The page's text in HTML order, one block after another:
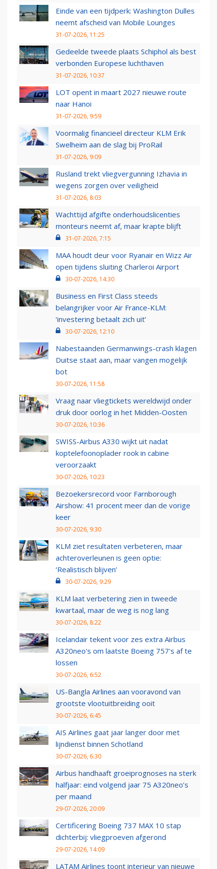
Einde van een tijdperk: Washington Dulles
neemt afscheid van Mobile Lounges
31-07-2026, 11:25
Gedeelde tweede plaats Schiphol als best
verbonden Europese luchthaven
31-07-2026, 10:37
LOT opent in maart 2027 nieuwe route
naar Hanoi
31-07-2026, 9:59
Voormalig financieel directeur KLM Erik
Swelheim aan de slag bij ProRail
31-07-2026, 9:09
Rusland trekt vliegvergunning Izhavia in
wegens zorgen over veiligheid
31-07-2026, 8:03
Wachttijd afgifte onderhoudslicenties
monteurs neemt af, maar krapte blijft
31-07-2026, 7:15
MAA houdt deur voor Ryanair en Wizz Air
open tijdens sluiting Charleroi Airport
30-07-2026, 14:30
Business en First Class steeds
belangrijker voor Air France-KLM:
‘investering betaalt zich uit’
30-07-2026, 12:10
Nabestaanden Germanwings-crash klagen
Duitse staat aan, maar vangen mogelijk
bot
30-07-2026, 11:58
Vraag naar vliegtickets wereldwijd onder
druk door oorlog in het Midden-Oosten
30-07-2026, 10:36
SWISS-Airbus A330 wijkt uit nadat
koptelefoonoplader rook in cabine
veroorzaakt
30-07-2026, 10:23
Bezoekersrecord voor Farnborough
Airshow: 41 procent meer dan de vorige
keer
30-07-2026, 9:30
KLM ziet resultaten verbeteren, maar
achteroverleunen is geen optie:
‘Realistisch blijven’
30-07-2026, 9:29
KLM laat verbetering zien in tweede
kwartaal, maar de weg is nog lang
30-07-2026, 8:22
Icelandair tekent voor zes extra Airbus
A320neo's om laatste Boeing 757's af te
lossen
30-07-2026, 6:52
US-Bangla Airlines aan vooravond van
grootste vlootuitbreiding ooit
30-07-2026, 6:45
AIS Airlines gaat jaar langer door met
lijndienst binnen Schotland
30-07-2026, 6:30
Airbus handhaaft groeiprognoses na sterk
halfjaar: eind volgend jaar 75 A320neo’s
per maand
29-07-2026, 20:09
Certificering Boeing 737 MAX 10 stap
dichterbij: vliegproeven afgerond
29-07-2026, 14:09
LATAM Airlines toont interieur van nieuwe